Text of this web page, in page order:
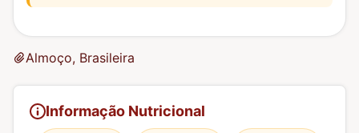
Almoço, Brasileira
Informação Nutricional